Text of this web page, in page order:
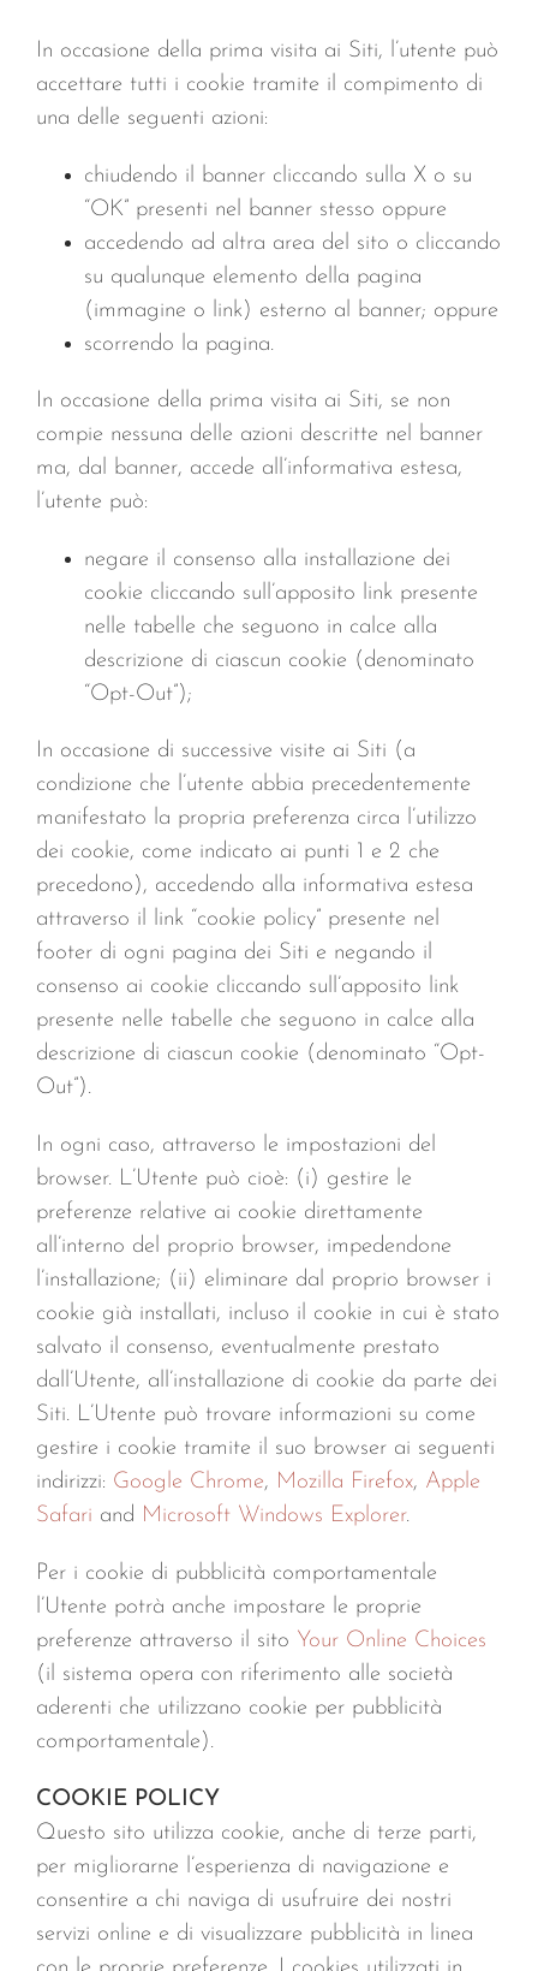
In occasione della prima visita ai Siti, l’utente può
accettare tutti i cookie tramite il compimento di
una delle seguenti azioni:
chiudendo il banner cliccando sulla X o su
“OK” presenti nel banner stesso oppure
accedendo ad altra area del sito o cliccando
su qualunque elemento della pagina
(immagine o link) esterno al banner; oppure
scorrendo la pagina.
In occasione della prima visita ai Siti, se non
compie nessuna delle azioni descritte nel banner
ma, dal banner, accede all’informativa estesa,
l’utente può:
negare il consenso alla installazione dei
cookie cliccando sull’apposito link presente
nelle tabelle che seguono in calce alla
descrizione di ciascun cookie (denominato
“Opt-Out”);
In occasione di successive visite ai Siti (a
condizione che l’utente abbia precedentemente
manifestato la propria preferenza circa l’utilizzo
dei cookie, come indicato ai punti 1 e 2 che
precedono), accedendo alla informativa estesa
attraverso il link “cookie policy” presente nel
footer di ogni pagina dei Siti e negando il
consenso ai cookie cliccando sull’apposito link
presente nelle tabelle che seguono in calce alla
descrizione di ciascun cookie (denominato “Opt-
Out”).
In ogni caso, attraverso le impostazioni del
browser. L’Utente può cioè: (i) gestire le
preferenze relative ai cookie direttamente
all’interno del proprio browser, impedendone
l’installazione; (ii) eliminare dal proprio browser i
cookie già installati, incluso il cookie in cui è stato
salvato il consenso, eventualmente prestato
dall’Utente, all’installazione di cookie da parte dei
Siti. L’Utente può trovare informazioni su come
gestire i cookie tramite il suo browser ai seguenti
indirizzi: Google Chrome, Mozilla Firefox, Apple
Safari and Microsoft Windows Explorer.
Per i cookie di pubblicità comportamentale
l’Utente potrà anche impostare le proprie
preferenze attraverso il sito Your Online Choices
(il sistema opera con riferimento alle società
aderenti che utilizzano cookie per pubblicità
comportamentale).
COOKIE POLICY
Questo sito utilizza cookie, anche di terze parti,
per migliorarne l’esperienza di navigazione e
consentire a chi naviga di usufruire dei nostri
servizi online e di visualizzare pubblicità in linea